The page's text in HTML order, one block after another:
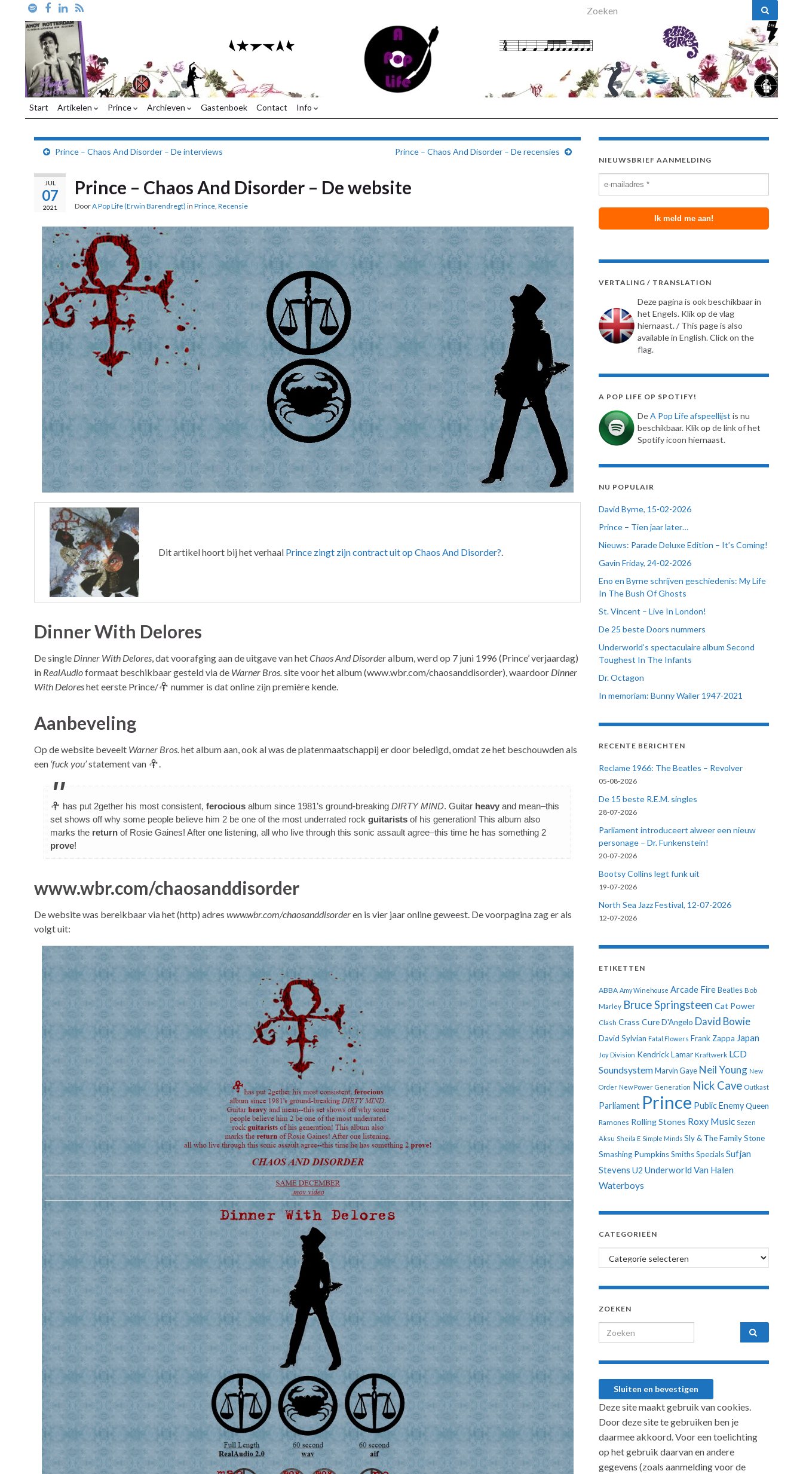
Search for:
Start Artikelen Prince Archieven Gastenboek Contact Info
Prince – Chaos And Disorder – De interviews Prince – Chaos And Disorder – De recensies
JUL
07
2021
Prince – Chaos And Disorder – De website
DoorA Pop Life (Erwin Barendregt) in Prince, Recensie
Dit artikel hoort bij het verhaal Prince zingt zijn contract uit op Chaos And Disorder?.
Dinner With Delores
De single Dinner With Delores, dat voorafging aan de uitgave van hetChaos And Disorderalbum, werd op 7 juni 1996 (Prince’ verjaardag)
in RealAudioformaat beschikbaar gesteld via de Warner Bros.site voor het album (www.wbr.com/chaosanddisorder), waardoor Dinner
With Deloreshet eerste Prince/ nummer is dat online zijn première kende.
Aanbeveling
Op de website beveelt Warner Bros.het album aan, ook al was de platenmaatschappij er door beledigd, omdat ze het beschouwden als
een ‘fuck you’statement van .
has put 2gether his most consistent,ferocious album since 1981’s ground-breakingDIRTY MIND. Guitar heavy and mean–this
set shows off why some people believe him 2 be one of the most underrated rock guitarists of his generation! This album also
marks the return of Rosie Gaines! After one listening, all who live through this sonic assault agree–this time he has something 2
prove!
www.wbr.com/chaosanddisorder
De website was bereikbaar via het (http) adres www.wbr.com/chaosanddisorderen is vier jaar online geweest. De voorpagina zag er als
volgt uit:
NIEUWSBRIEF AANMELDING
VERTALING / TRANSLATION
Deze pagina is ook beschikbaar in
het Engels. Klik op de vlag
hiernaast. / This page is also
available in English. Click on the
flag.
A POP LIFE OP SPOTIFY!
DeA Pop Life afspeellijst is nu
beschikbaar. Klik op de link of het
Spotify icoon hiernaast.
NU POPULAIR
David Byrne, 15-02-2026
Prince – Tien jaar later…
Nieuws: Parade Deluxe Edition – It’s Coming!
Gavin Friday, 24-02-2026
Eno en Byrne schrijven geschiedenis: My Life
In The Bush Of Ghosts
St. Vincent – Live In London!
De 25 beste Doors nummers
Underworld’s spectaculaire album Second
Toughest In The Infants
Dr. Octagon
In memoriam: Bunny Wailer 1947-2021
RECENTE BERICHTEN
Reclame 1966: The Beatles – Revolver
05-08-2026
De 15 beste R.E.M. singles
28-07-2026
Parliament introduceert alweer een nieuw
personage – Dr. Funkenstein!
20-07-2026
Bootsy Collins legt funk uit
19-07-2026
North Sea Jazz Festival, 12-07-2026
12-07-2026
ETIKETTEN
ABBA Amy Winehouse Arcade Fire Beatles Bob
Marley Bruce Springsteen Cat Power
Clash Crass CureD'Angelo David Bowie
David Sylvian Fatal Flowers Frank Zappa Japan
Joy Division Kendrick Lamar Kraftwerk LCD
Soundsystem Marvin Gaye Neil Young New
Order New Power Generation Nick Cave Outkast
Parliament Prince Public EnemyQueen
Ramones Rolling Stones Roxy Music Sezen
Aksu Sheila E Simple Minds Sly & The Family Stone
Smashing PumpkinsSmithsSpecialsSufjan
Stevens U2 Underworld Van Halen
Waterboys
CATEGORIEËN
Categorieën
ZOEKEN
Search for:
Deze site maakt gebruik van cookies.
Door deze site te gebruiken ben je
daarmee akkoord. Voor een toelichting
op het gebruik daarvan en andere
gegevens (zoals aanmelding voor de